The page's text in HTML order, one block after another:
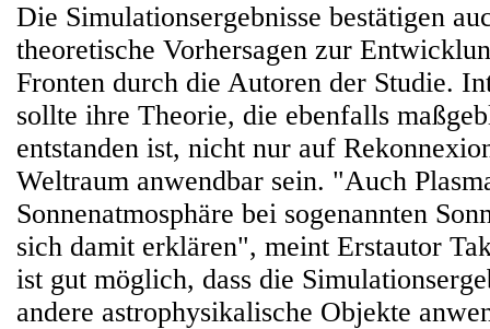
Die Simulationsergebnisse bestätigen
theoretische Vorhersagen zur
Fronten durch die Autoren der Studie.
sollte ihre Theorie, die ebenfalls
entstanden ist, nicht nur auf
Weltraum anwendbar sein. "Auch
Sonnenatmosphäre bei sogenannten
sich damit erklären", meint Erstautor
ist gut möglich, dass die
andere astrophysikalische Objekte